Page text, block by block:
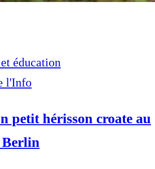
éducation
l'Info
petit hérisson croate au
Berlin